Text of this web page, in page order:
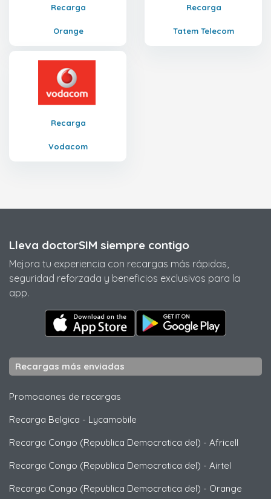
Recarga
Orange
Recarga
Tatem Telecom
Recarga
Vodacom
Lleva doctorSIM siempre contigo
Mejora tu experiencia con recargas más rápidas,
seguridad reforzada y beneficios exclusivos para la
app.
Recargas más enviadas
Promociones de recargas
Recarga Belgica - Lycamobile
Recarga Congo (Republica Democratica del) - Africell
Recarga Congo (Republica Democratica del) - Airtel
Recarga Congo (Republica Democratica del) - Orange